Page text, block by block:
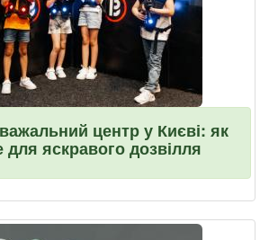
центр у Києві: як
для яскравого дозвілля